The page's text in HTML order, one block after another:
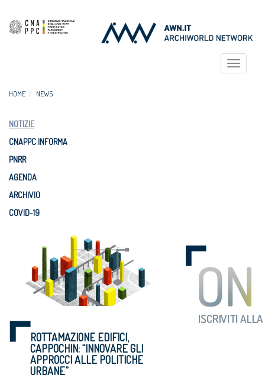
Toggle
HOME NEWS
NOTIZIE
CNAPPC INFORMA
PNRR
AGENDA
ARCHIVIO
COVID-19
ROTTAMAZIONE EDIFICI,
CAPPOCHIN: “INNOVARE GLI
APPROCCI ALLE POLITICHE
URBANE”